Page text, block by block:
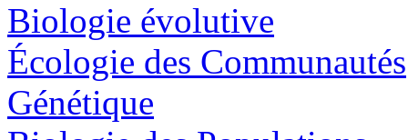
Biologie évolutive
Écologie des Communautés
Génétique